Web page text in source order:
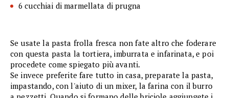
6 cucchiai di marmellata di prugna
Se usate la pasta frolla fresca non fate altro che foderare
con questa pasta la tortiera, imburrata e infarinata, e poi
procedete come spiegato più avanti.
Se invece preferite fare tutto in casa, preparate la pasta,
impastando, con l'aiuto di un mixer, la farina con il burro